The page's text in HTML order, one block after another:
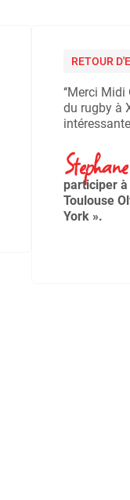
RETOUR
‘‘Merci
du rugby à
Stephane
participer
Toulouse
York ».